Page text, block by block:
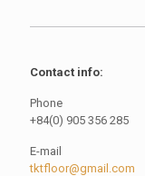
Contact info:
Phone
+84(0) 905 356 285
E-mail
tktfloor@gmail.com